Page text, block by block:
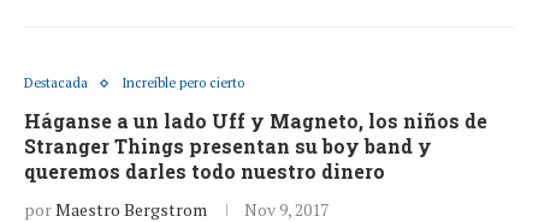
Destacada Increíble pero cierto
Háganse a un lado Uff y Magneto, los niños de
Stranger Things presentan su boy band y
queremos darles todo nuestro dinero
porMaestro Bergstrom Nov 9, 2017